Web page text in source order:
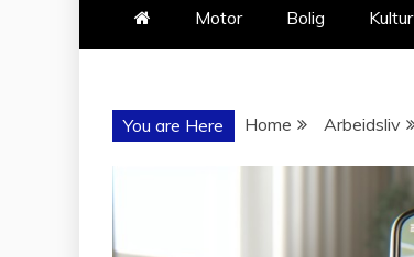
Motor Bolig Kultur
You are Here Home Arbeidsliv